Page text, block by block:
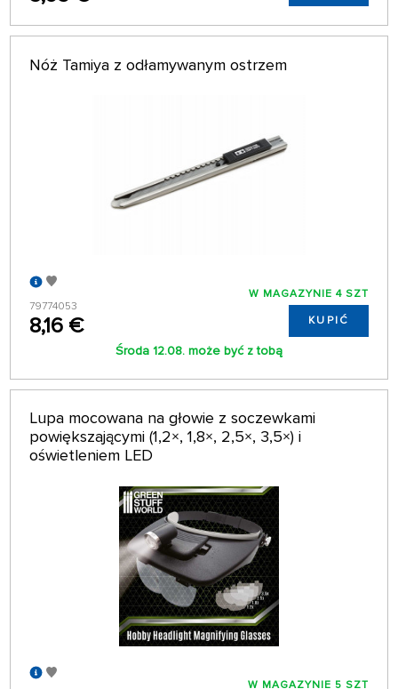
Nóż Tamiya z odłamywanym ostrzem
79774053
8,16 €
W MAGAZYNIE 4 SZT
KUPIĆ
Środa 12.08. może być z tobą
Lupa mocowana na głowie z soczewkami
powiększającymi (1,2×, 1,8×, 2,5×, 3,5×) i
oświetleniem LED
W MAGAZYNIE 5 SZT